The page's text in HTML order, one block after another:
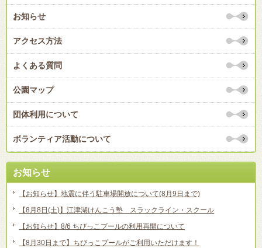
お知らせ
アクセス方法
よくある質問
公園マップ
団体利用について
ボランティア活動について
お知らせ
【お知らせ】地震に伴う駐車場開放について(8月9日まで)
【8月8日(土)】江津湖けんこう塾 スラックライン・スクール
【お知らせ】8/6 ちびっこプールの利用再開について
【8月30日まで】ちびっこプールがご利用いただけます！